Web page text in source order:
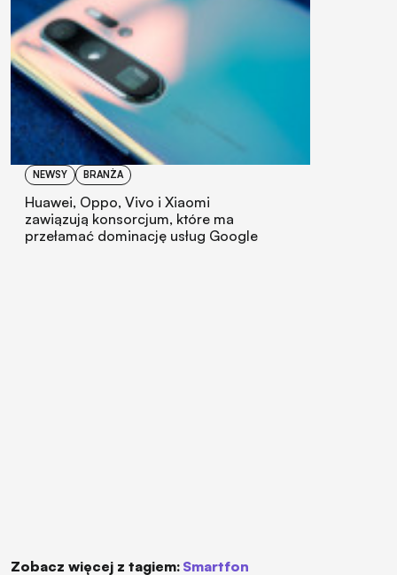
NEWSY BRANŻA
Huawei, Oppo, Vivo i Xiaomi
zawiązują konsorcjum, które ma
przełamać dominację usług Google
Zobacz więcej z tagiem: smartfon